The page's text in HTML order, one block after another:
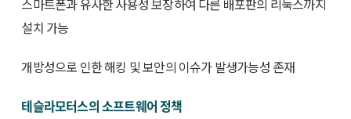
스마트폰과 유사한 사용성 보장하여 다른 배포판의 리눅스까지
설치 가능
개방성으로 인한 해킹 및 보안의 이슈가 발생가능성 존재
테슬라모터스의 소프트웨어 정책